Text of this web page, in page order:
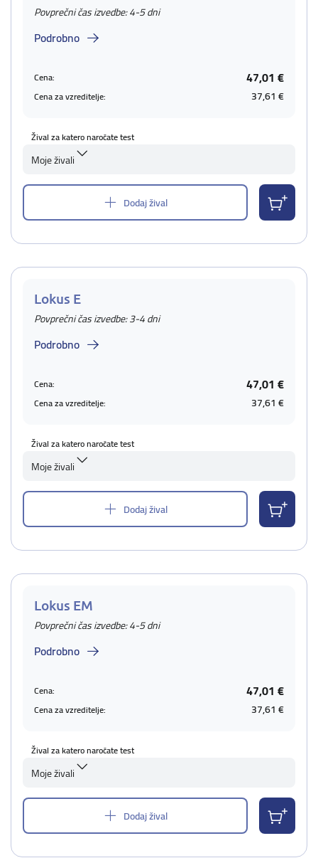
Povprečni čas izvedbe: 4-5 dni
Podrobno
Cena: 47,01 €
Cena za vzreditelje: 37,61 €
Žival za katero naročate test
Moje živali
Dodaj žival
Lokus E
Povprečni čas izvedbe: 3-4 dni
Podrobno
Cena: 47,01 €
Cena za vzreditelje: 37,61 €
Žival za katero naročate test
Moje živali
Dodaj žival
Lokus EM
Povprečni čas izvedbe: 4-5 dni
Podrobno
Cena: 47,01 €
Cena za vzreditelje: 37,61 €
Žival za katero naročate test
Moje živali
Dodaj žival